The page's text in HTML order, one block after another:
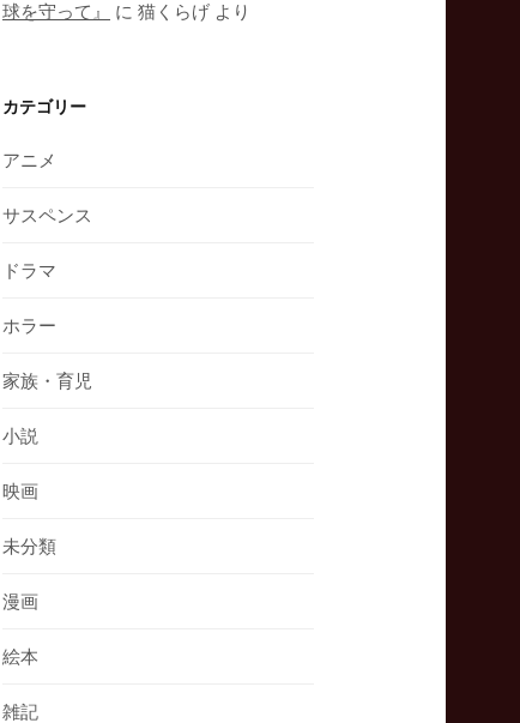
球を守って』
に 猫くらげ より
カテゴリー
アニメ
サスペンス
ドラマ
ホラー
家族・育児
小説
映画
未分類
漫画
絵本
雑記